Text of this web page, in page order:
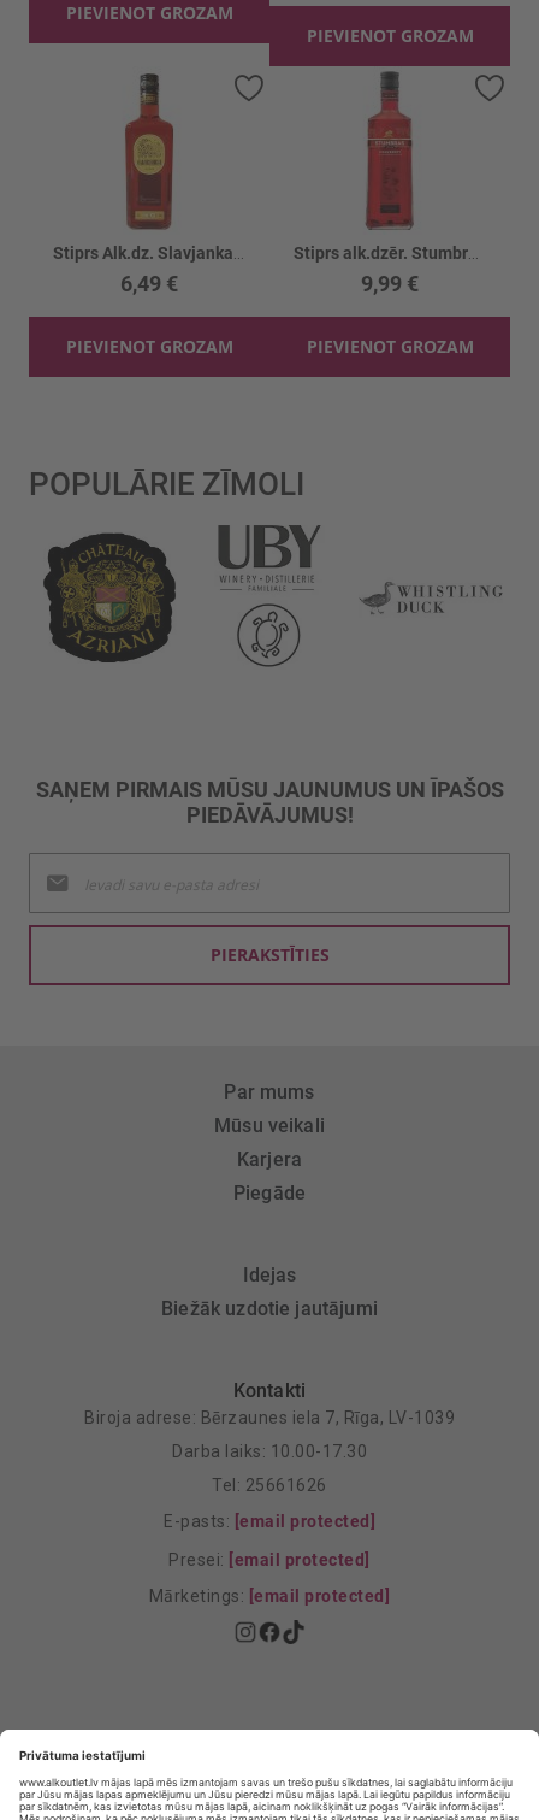
PIEVIENOT GROZAM
PIEVIENOT GROZAM
6,49 €
PIEVIENOT GROZAM
Pievienot vēlmju sarakstam
9,99 €
PIEVIENOT GROZAM
POPULĀRIE ZĪMOLI
SAŅEM PIRMAIS MŪSU JAUNUMUS UN ĪPAŠOS
PIEDĀVĀJUMUS!
jaunumu
saņemšanai:
PIERAKSTĪTIES
Par mums
Mūsu veikali
Karjera
Piegāde
Idejas
Biežāk uzdotie jautājumi
Kontakti
Biroja adrese: Bērzaunes iela 7, Rīga, LV-1039
Darba laiks: 10.00-17.30
Tel: 25661626
E-pasts: [email protected]
Presei: [email protected]
Mārketings: [email protected]
Privātuma Iestatījumi
E-veikala lietošanas noteikumi